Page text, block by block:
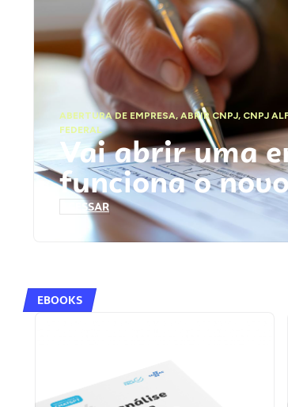
ABERTURA DE EMPRESA,ABRIR CNPJ, CNPJ
FEDERAL
Vai abrir uma
funciona o
ACESSAR
EBOOKS